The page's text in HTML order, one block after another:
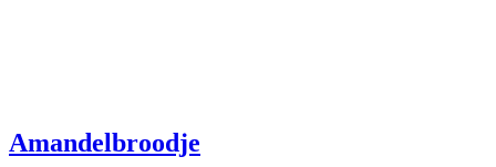
Amandelbroodje